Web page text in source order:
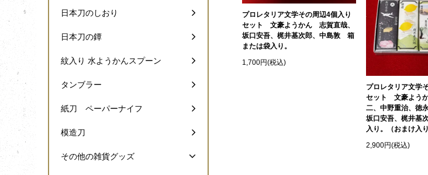
プロレタリア文学その周辺4個入り
セット 文豪ようかん 志賀直哉、
坂口安吾、梶井基次郎、中島敦 箱
または袋入り。
1,700円(税込)
プロレタリア文学
セット 文豪よう
二、中野重治、徳
坂口安吾、梶井基
入り。（おまけ入り
2,900円(税込)
日本刀のしおり
日本刀の鐔
紋入り 水ようかんスプーン
タンブラー
紙刀 ペーパーナイフ
模造刀
その他の雑貨グッズ